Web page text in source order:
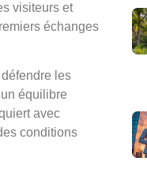
visiteurs et
échanges
les
équilibre
avec
conditions